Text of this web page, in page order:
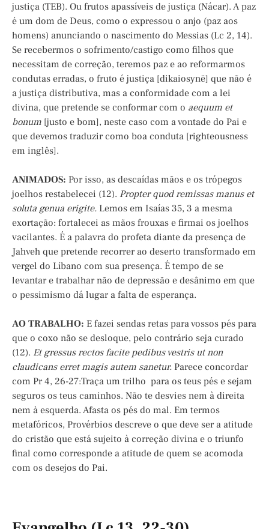
justiça (TEB). Ou frutos apassíveis de justiça (Nácar). A paz
é um dom de Deus, como o expressou o anjo (paz aos
homens) anunciando o nascimento do Messias (Lc 2, 14).
Se recebermos o sofrimento/castigo como filhos que
necessitam de correção, teremos paz e ao reformarmos
condutas erradas, o fruto é justiça [dikaiosynë] que não é
a justiça distributiva, mas a conformidade com a lei
divina, que pretende se conformar com o aequum et
bonum [justo e bom], neste caso com a vontade do Pai e
que devemos traduzir como boa conduta [righteousness
em inglês].
ANIMADOS: Por isso, as descaídas mãos e os trópegos
joelhos restabelecei (12). Propter quod remissas manus et
soluta genua erigite. Lemos em Isaías 35, 3 a mesma
exortação: fortalecei as mãos frouxas e firmai os joelhos
vacilantes. É a palavra do profeta diante da presença de
Jahveh que pretende recorrer ao deserto transformado em
vergel do Líbano com sua presença. É tempo de se
levantar e trabalhar não de depressão e desânimo em que
o pessimismo dá lugar a falta de esperança.
AO TRABALHO: E fazei sendas retas para vossos pés para
que o coxo não se desloque, pelo contrário seja curado
(12). Et gressus rectos facite pedibus vestris ut non
claudicans erret magis autem sanetur. Parece concordar
com Pr 4, 26-27:Traça um trilho para os teus pés e sejam
seguros os teus caminhos. Não te desvies nem à direita
nem à esquerda. Afasta os pés do mal. Em termos
metafóricos, Provérbios descreve o que deve ser a atitude
do cristão que está sujeito à correção divina e o triunfo
final como corresponde a atitude de quem se acomoda
com os desejos do Pai.